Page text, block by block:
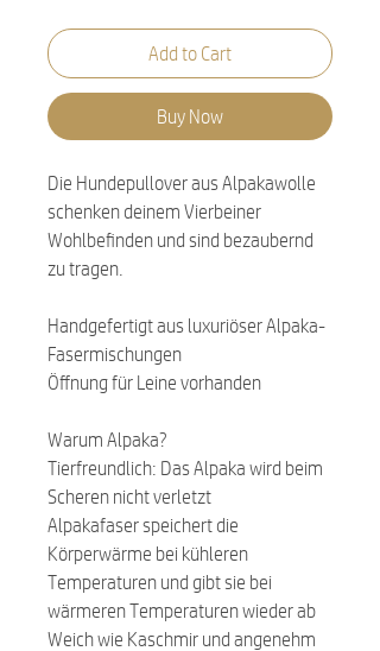
Add to Cart
Buy Now
Die Hundepullover aus Alpakawolle
schenken deinem Vierbeiner
Wohlbefinden und sind bezaubernd
zu tragen.
Handgefertigt aus luxuriöser Alpaka-
Fasermischungen
Öffnung für Leine vorhanden
Warum Alpaka?
Tierfreundlich: Das Alpaka wird beim
Scheren nicht verletzt
Alpakafaser speichert die
Körperwärme bei kühleren
Temperaturen und gibt sie bei
wärmeren Temperaturen wieder ab
Weich wie Kaschmir und angenehm